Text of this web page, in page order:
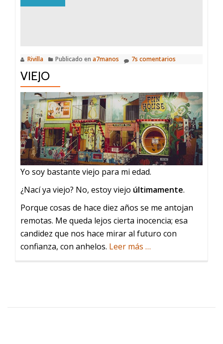
Rivilla Publicado en a7manos 7s comentarios
VIEJO
Yo soy bastante viejo para mi edad.
¿Nací ya viejo? No, estoy viejo últimamente.
Porque cosas de hace diez años se me antojan
remotas. Me queda lejos cierta inocencia; esa
candidez que nos hace mirar al futuro con
confianza, con anhelos. Leer más acerca
…